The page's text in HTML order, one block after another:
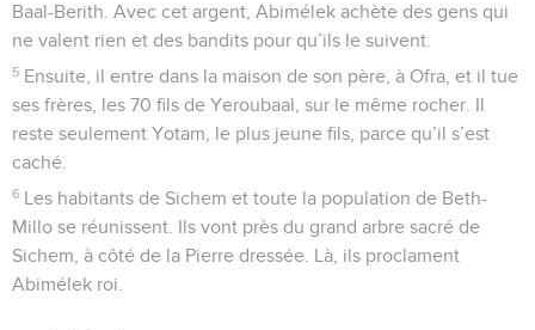
Baal-Berith. Avec cet argent, Abimélek achète des gens qui
ne valent rien et des bandits pour qu’ils le suivent.
5 Ensuite, il entre dans la maison de son père, à Ofra, et il tue
ses frères, les 70 fils de Yeroubaal, sur le même rocher. Il
reste seulement Yotam, le plus jeune fils, parce qu’il s’est
caché.
6 Les habitants de Sichem et toute la population de Beth-
Millo se réunissent. Ils vont près du grand arbre sacré de
Sichem, à côté de la Pierre dressée. Là, ils proclament
Abimélek roi.